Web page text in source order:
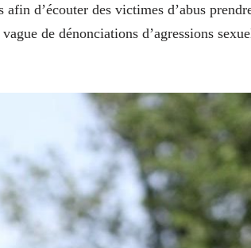
d’écouter des victimes d’abus
de dénonciations d’agressions